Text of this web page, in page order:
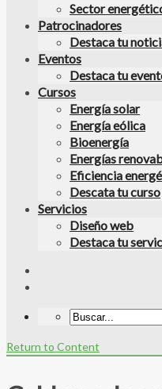
Sector
Patrocinadores
Destaca tu
Eventos
Destaca tu
Cursos
Energía solar
Energía eólica
Bioenergía
Energías
Eficiencia
Descata tu curso
Servicios
Diseño web
Destaca tu
Return to Content